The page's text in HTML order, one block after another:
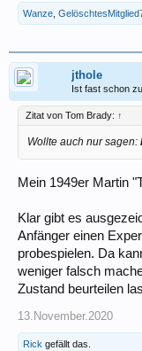
Wanze
jthole
Ist fast schon
Zitat von Tom Brady: ↑
Wollte auch nur sagen:
Mein 1949er Martin
Klar gibt es
Anfänger einen
probespielen. Da
weniger falsch
Zustand beurteilen
13.November.2020
Rick gefällt das.